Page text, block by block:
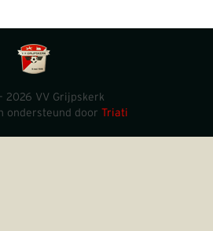
2026 VV Grijpskerk
ondersteund door Triati